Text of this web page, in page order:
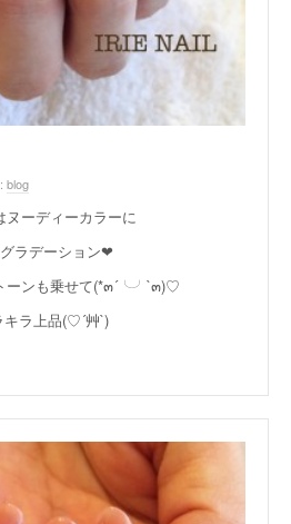
blog
ヌーディーカラーに
ラデーション❤︎
ーンも乗せて(*๓´╰╯`๓)♡
キラ上品(♡´艸`)